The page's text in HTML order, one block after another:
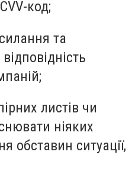
код;
та
листів чи
ніяких
обставин ситуації,